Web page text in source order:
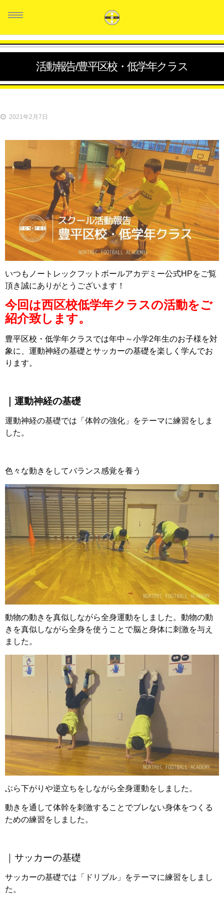
スタッフ紹介
生徒の声
料金システム
お問い合せ
活動報告/豊平区校・低学年クラス
2021年2月7日
いつもノートレックフットボールアカデミー公式HPをご覧
頂き誠にありがとうございます！
今回は西区校低学年クラスの活動をご
紹介致します。
豊平区校・低学年クラスでは年中～小学2年生のお子様を対
象に、運動神経の基礎とサッカーの基礎を楽しく学んでお
ります。
｜運動神経の基礎
運動神経の基礎では「体幹の強化」をテーマに練習をしま
した。
色々な動きをしてバランス感覚を養う
動物の動きを真似しながら全身運動をしました。動物の動
きを真似しながら全身を使うことで脳と身体に刺激を与え
ました。
ぶら下がりや逆立ちをしながら全身運動をしました。
動きを通して体幹を刺激することでブレない身体をつくる
ための練習をしました。
｜サッカーの基礎
サッカーの基礎では「ドリブル」をテーマに練習をしまし
た。